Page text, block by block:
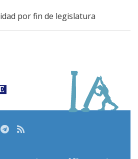
por fin de legislatura
Telegram
RSS